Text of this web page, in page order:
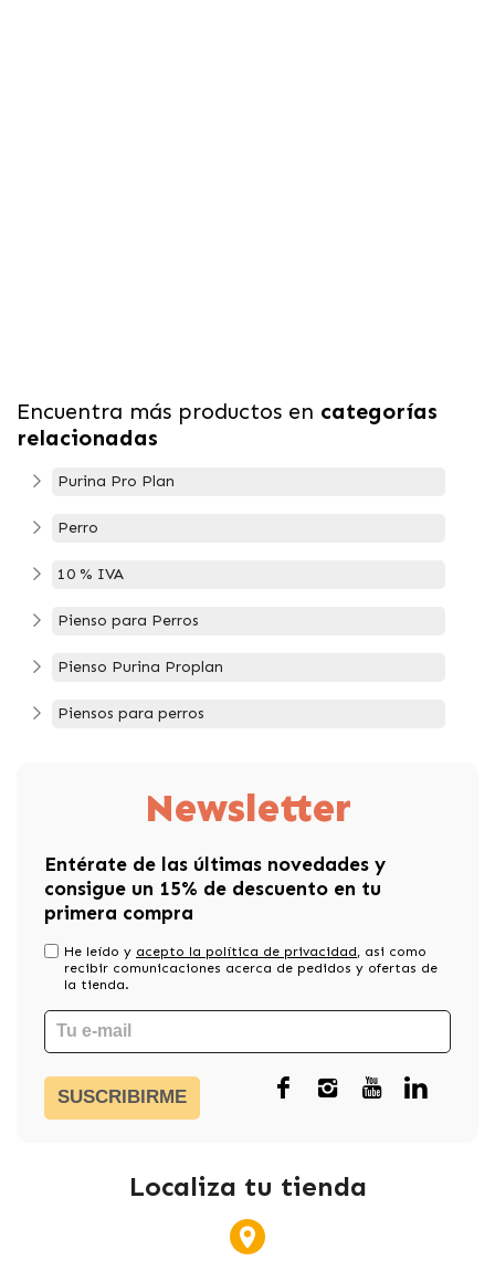
Encuentra más productos en categorías
relacionadas
Purina Pro Plan
Perro
10 % IVA
Pienso para Perros
Pienso Purina Proplan
Piensos para perros
Newsletter
Entérate de las últimas novedades y
consigue un 15% de descuento en tu
primera compra
He leído y acepto la política de privacidad, asi como
recibir comunicaciones acerca de pedidos y ofertas de
la tienda.
SUSCRIBIRME
Localiza tu tienda